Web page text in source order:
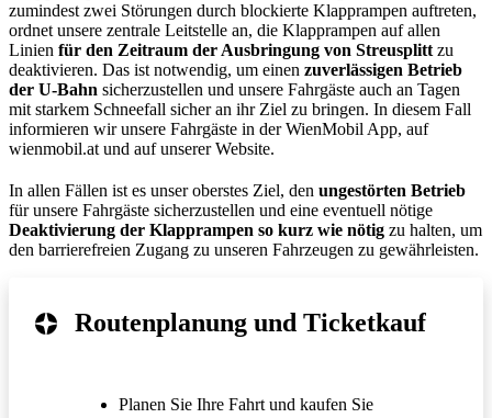
zumindest zwei Störungen durch blockierte Klapprampen auftreten,
ordnet unsere zentrale Leitstelle an, die Klapprampen auf allen
Linien für den Zeitraum der Ausbringung von Streusplitt zu
deaktivieren. Das ist notwendig, um einen zuverlässigen Betrieb
der U-Bahn sicherzustellen und unsere Fahrgäste auch an Tagen
mit starkem Schneefall sicher an ihr Ziel zu bringen. In diesem Fall
informieren wir unsere Fahrgäste in der WienMobil App, auf
wienmobil.at und auf unserer Website.
In allen Fällen ist es unser oberstes Ziel, den ungestörten Betrieb
für unsere Fahrgäste sicherzustellen und eine eventuell nötige
Deaktivierung der Klapprampen so kurz wie nötig zu halten, um
den barrierefreien Zugang zu unseren Fahrzeugen zu gewährleisten.
Routenplanung und Ticketkauf
Planen Sie Ihre Fahrt und kaufen Sie